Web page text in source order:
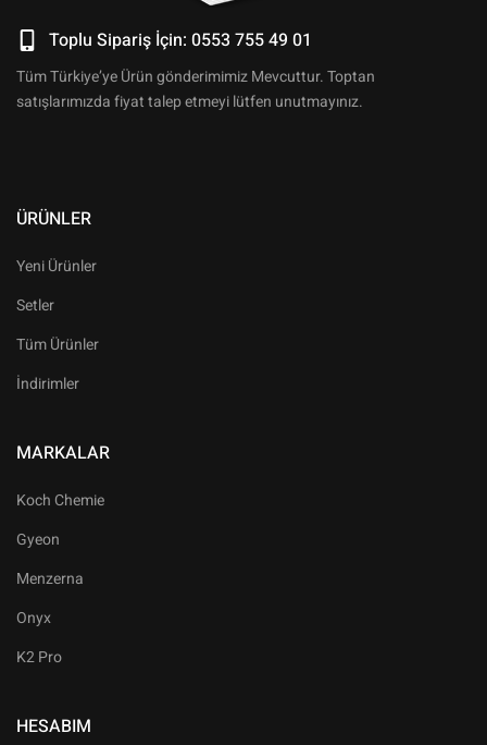
Toplu Sipariş İçin: 0553 755 49 01
Tüm Türkiye’ye Ürün gönderimimiz Mevcuttur. Toptan
satışlarımızda fiyat talep etmeyi lütfen unutmayınız.
ÜRÜNLER
Yeni Ürünler
Setler
Tüm Ürünler
İndirimler
MARKALAR
Koch Chemie
Gyeon
Menzerna
Onyx
K2 Pro
HESABIM